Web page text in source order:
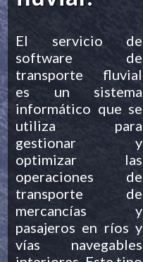
El servicio de
software de
transporte fluvial
es un sistema
informático que se
utiliza para
gestionar y
optimizar las
operaciones de
transporte de
mercancías y
pasajeros en ríos y
vías navegables